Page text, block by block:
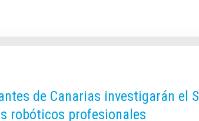
de Canarias investigarán el
robóticos profesionales